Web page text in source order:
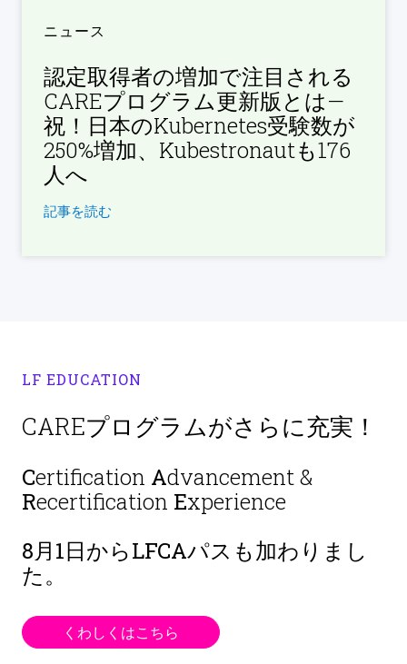
ニュース
認定取得者の増加で注目される
CAREプログラム更新版とは—
祝！日本のKubernetes受験数が
250%増加、Kubestronautも176
人へ
記事を読む
LF EDUCATION
CAREプログラムがさらに充実！
Certification Advancement &
Recertification Experience
8月1日からLFCAパスも加わりまし
た。
くわしくはこちら